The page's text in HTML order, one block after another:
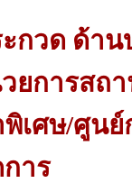
กวด ด้าน
ยการสถ
เศษ/ศูน
าร